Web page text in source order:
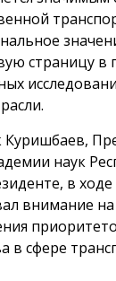
страницу в
наук
в
внимание
в сфере